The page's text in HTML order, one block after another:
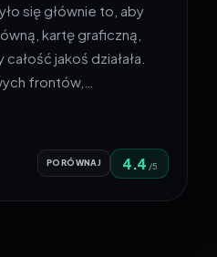
się głównie to, aby
kartę graficzną,
jakoś działała.
frontów,…
PORÓWNAJ 4.4 /5